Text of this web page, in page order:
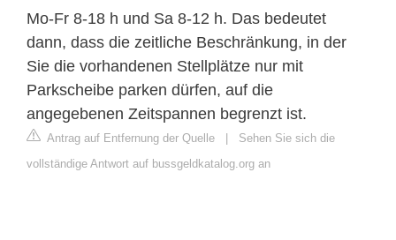
Mo-Fr 8-18 h und Sa 8-12 h. Das bedeutet
dann, dass die zeitliche Beschränkung, in der
Sie die vorhandenen Stellplätze nur mit
Parkscheibe parken dürfen, auf die
angegebenen Zeitspannen begrenzt ist.
Antrag auf Entfernung der Quelle | Sehen Sie sich die
vollständige Antwort auf bussgeldkatalog.org an